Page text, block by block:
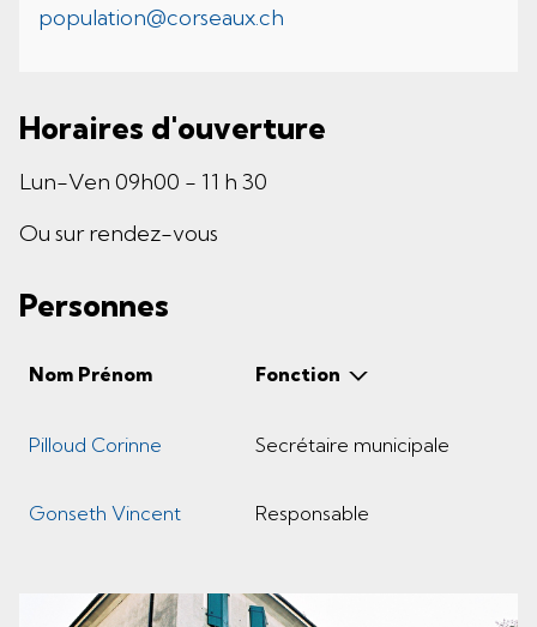
population@corseaux.ch
Horaires d'ouverture
Lun-Ven 09h00 - 11 h 30
Ou sur rendez-vous
Personnes
Nom Prénom Fonction
Pilloud Corinne Secrétaire municipale
Gonseth Vincent Responsable